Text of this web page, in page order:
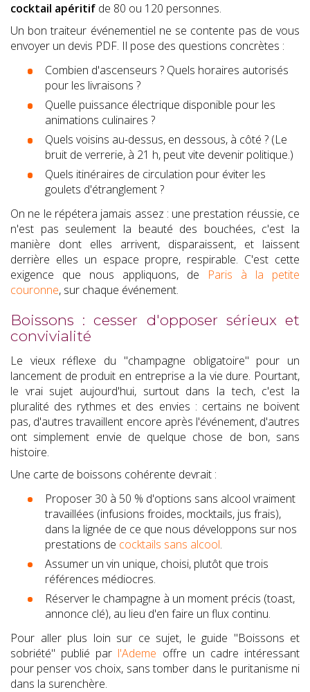
cocktail apéritif de 80 ou 120 personnes.
Un bon traiteur événementiel ne se contente pas de vous
envoyer un devis PDF. Il pose des questions concrètes :
Combien d'ascenseurs ? Quels horaires autorisés
pour les livraisons ?
Quelle puissance électrique disponible pour les
animations culinaires ?
Quels voisins au-dessus, en dessous, à côté ? (Le
bruit de verrerie, à 21 h, peut vite devenir politique.)
Quels itinéraires de circulation pour éviter les
goulets d'étranglement ?
On ne le répétera jamais assez : une prestation réussie, ce
n'est pas seulement la beauté des bouchées, c'est la
manière dont elles arrivent, disparaissent, et laissent
derrière elles un espace propre, respirable. C'est cette
exigence que nous appliquons, de Paris à la petite
couronne, sur chaque événement.
Boissons : cesser d'opposer sérieux et
convivialité
Le vieux réflexe du "champagne obligatoire" pour un
lancement de produit en entreprise a la vie dure. Pourtant,
le vrai sujet aujourd'hui, surtout dans la tech, c'est la
pluralité des rythmes et des envies : certains ne boivent
pas, d'autres travaillent encore après l'événement, d'autres
ont simplement envie de quelque chose de bon, sans
histoire.
Une carte de boissons cohérente devrait :
Proposer 30 à 50 % d'options sans alcool vraiment
travaillées (infusions froides, mocktails, jus frais),
dans la lignée de ce que nous développons sur nos
prestations de cocktails sans alcool.
Assumer un vin unique, choisi, plutôt que trois
références médiocres.
Réserver le champagne à un moment précis (toast,
annonce clé), au lieu d'en faire un flux continu.
Pour aller plus loin sur ce sujet, le guide "Boissons et
sobriété" publié par l'Ademe offre un cadre intéressant
pour penser vos choix, sans tomber dans le puritanisme ni
dans la surenchère.